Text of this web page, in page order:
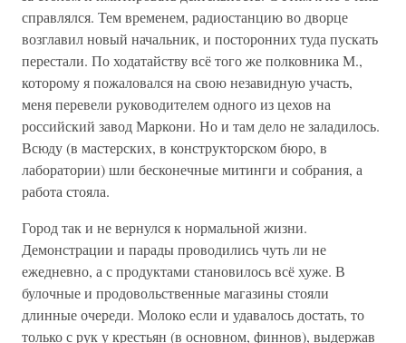
справлялся. Тем временем, радиостанцию во дворце
возглавил новый начальник, и посторонних туда пускать
перестали. По ходатайству всё того же полковника М.,
которому я пожаловался на свою незавидную участь,
меня перевели руководителем одного из цехов на
российский завод Маркони. Но и там дело не заладилось.
Всюду (в мастерских, в конструкторском бюро, в
лаборатории) шли бесконечные митинги и собрания, а
работа стояла.
Город так и не вернулся к нормальной жизни.
Демонстрации и парады проводились чуть ли не
ежедневно, а с продуктами становилось всё хуже. В
булочные и продовольственные магазины стояли
длинные очереди. Молоко если и удавалось достать, то
только с рук у крестьян (в основном, финнов), выдержав